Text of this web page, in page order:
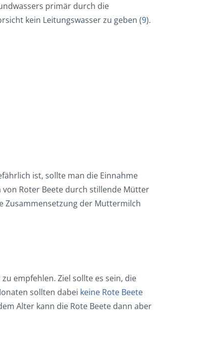
primär durch die
kein Leitungswasser zu geben (9).
ist, sollte man die Einnahme
von Roter Beete durch stillende Mütter
Zusammensetzung der Muttermilch
empfehlen. Ziel sollte es sein, die
sollten dabei keine Rote Beete
Alter kann die Rote Beete dann aber